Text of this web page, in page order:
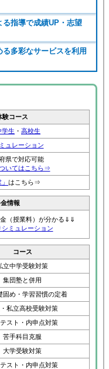
指導で成績UP・志望
る多彩なサービスを利用
験コース
学生 ・ 高校生
ュレーション
県で対応可能
いてはこちら⇒
はこちら⇒
情報
（授業料）が分かる⇓⇓
シミュレーション
コース
立中学受験対策
集団塾と併用
固め・学習習慣の定着
私立高校受験対策
スト・内申点対策
苦手科目克服
大学受験対策
スト・内申点対策